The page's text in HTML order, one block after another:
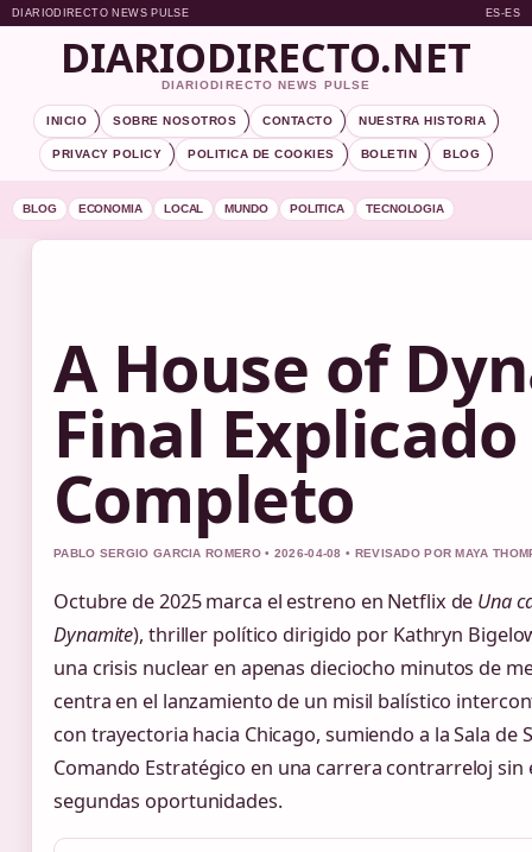
DIARIODIRECTO NEWS PULSE ES-ES
DIARIODIRECTO.NET
DIARIODIRECTO NEWS PULSE
INICIO SOBRE NOSOTROS CONTACTO NUESTRA HISTORIA
PRIVACY POLICY POLITICA DE COOKIES BOLETIN BLOG
BLOG ECONOMIA LOCAL MUNDO POLITICA TECNOLOGIA
A House of
Final
Completo
PABLO SERGIO GARCIA ROMERO • 2026-04-08 • REVISADO POR MAYA
Octubre de 2025 marca el estreno en Netflix de Una
Dynamite), thriller político dirigido por Kathryn
una crisis nuclear en apenas dieciocho minutos de
centra en el lanzamiento de un misil balístico
con trayectoria hacia Chicago, sumiendo a la Sala de
Comando Estratégico en una carrera contrarreloj
segundas oportunidades.